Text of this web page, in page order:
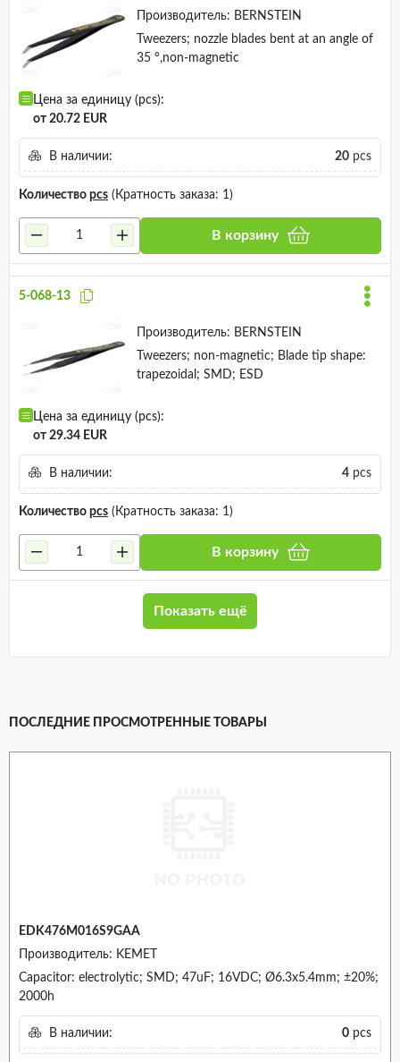
Производитель: BERNSTEIN
Tweezers; nozzle blades bent at an angle of
35 °,non-magnetic
Цена за единицу (pcs):
от 20.72 EUR
В наличии: 20 pcs
Количество pcs (Кратность заказа: 1)
В корзину
5-068-13
Производитель: BERNSTEIN
Tweezers; non-magnetic; Blade tip shape:
trapezoidal; SMD; ESD
Цена за единицу (pcs):
от 29.34 EUR
В наличии: 4 pcs
Количество pcs (Кратность заказа: 1)
В корзину
Показать ещё
ПОСЛЕДНИЕ ПРОСМОТРЕННЫЕ ТОВАРЫ
EDK476M016S9GAA
Производитель: KEMET
Capacitor: electrolytic; SMD; 47uF; 16VDC; Ø6.3x5.4mm; ±20%;
2000h
В наличии: 0 pcs